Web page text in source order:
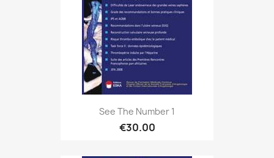
See The Number 1
€30.00